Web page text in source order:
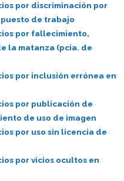
por discriminación por
de trabajo
por fallecimiento,
la matanza (pcia. de
por inclusión errónea en
por publicación de
de uso de imagen
por uso sin licencia de
por vicios ocultos en